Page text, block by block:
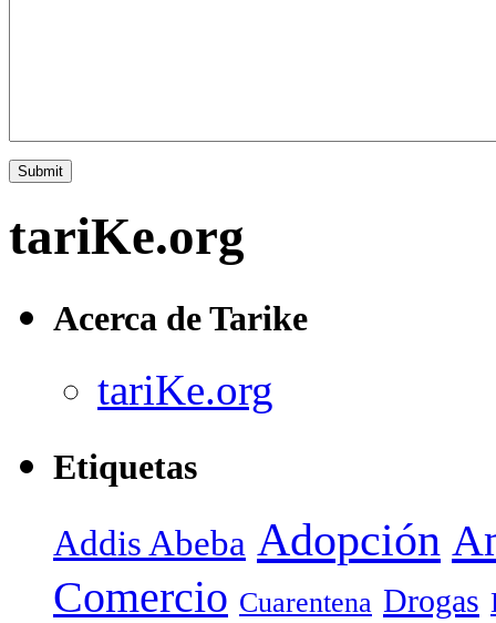
tariKe.org
Acerca de Tarike
tariKe.org
Etiquetas
Addis Abeba Adopción
Comercio Cuarentena Drogas